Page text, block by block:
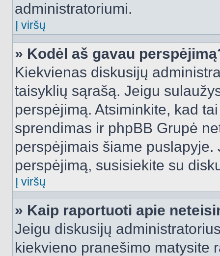
administratoriumi.
Į viršų
» Kodėl aš gavau
Kiekvienas diskusijų
taisyklių sąrašą. Jeigu
perspėjimą. Atsiminkite, kad
sprendimas ir phpBB Grupė
perspėjimais šiame
perspėjimą, susisiekite su
Į viršų
» Kaip raportuoti apie
Jeigu diskusijų
kiekvieno pranešimo matysite